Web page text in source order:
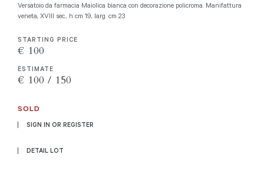
Versatoio da farmacia Maiolica bianca con decorazione policroma. Manifattura
veneta, XVIII sec., h cm 19, larg. cm 23
STARTING PRICE
€ 100
ESTIMATE
€ 100 / 150
SOLD
SIGN IN OR REGISTER
DETAIL LOT